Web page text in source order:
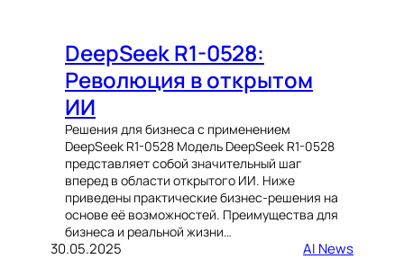
DeepSeek R1-0528:
Революция в открытом
ИИ
Решения для бизнеса с применением
DeepSeek R1-0528 Модель DeepSeek R1-0528
представляет собой значительный шаг
вперед в области открытого ИИ. Ниже
приведены практические бизнес-решения на
основе её возможностей. Преимущества для
бизнеса и реальной жизни…
30.05.2025 AI News